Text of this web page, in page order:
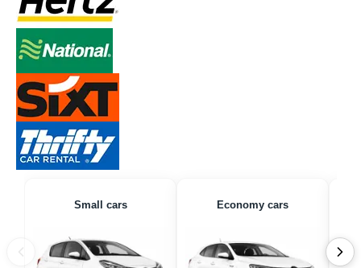
Small cars Economy cars